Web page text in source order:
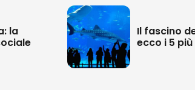
la
Il fascino
ecco i 5